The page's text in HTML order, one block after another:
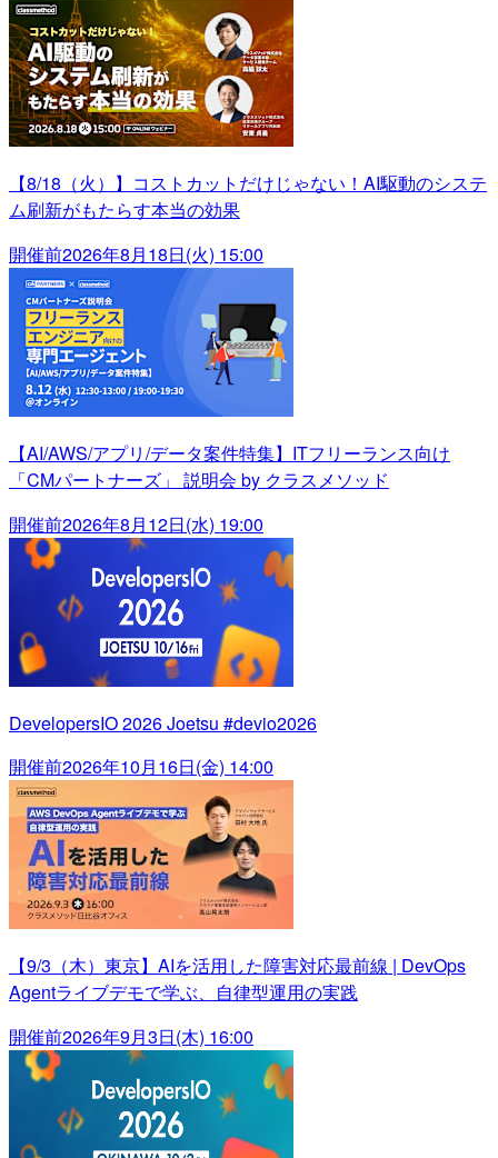
【8/18（火）】コストカットだけじゃない！AI駆動のシステ
ム刷新がもたらす本当の効果
開催前2026年8月18日(火) 15:00
【AI/AWS/アプリ/データ案件特集】ITフリーランス向け
「CMパートナーズ」 説明会 by クラスメソッド
開催前2026年8月12日(水) 19:00
DevelopersIO 2026 Joetsu #devio2026
開催前2026年10月16日(金) 14:00
【9/3（木）東京】AIを活用した障害対応最前線 | DevOps
Agentライブデモで学ぶ、自律型運用の実践
開催前2026年9月3日(木) 16:00